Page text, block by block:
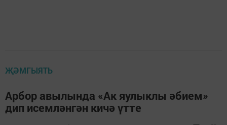
ҖӘМГЫЯТЬ
Арбор авылында «Ак яулыклы әбием»
дип исемләнгән кичә үтте